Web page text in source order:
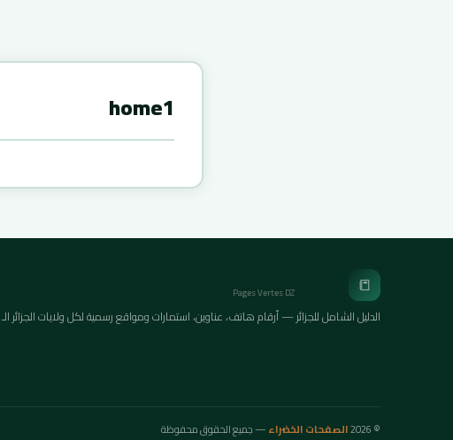
home1
📒
Pages Vertes DZ
الدليل الشامل للجزائر — أرقام هاتف، عناوين، استمارات ومواقع رسمية لكل ولايات الجزائر الـ 58
© 2026 الصفحات الخضراء— جميع الحقوق محفوظة